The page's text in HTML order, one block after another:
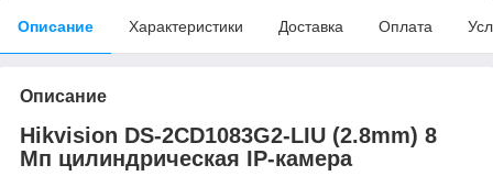
Описание Характеристики Доставка Оплата
Описание
Hikvision DS-2CD1083G2-LIU (2.8mm) 8
Мп цилиндрическая IP-камера